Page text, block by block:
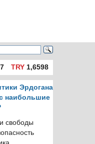
TRY1,6598
Эрдогана
наибольшие
свободы